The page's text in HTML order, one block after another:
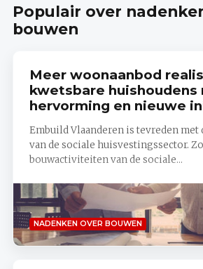
Planner
Populair over
bouwen
Meer woonaanbod
kwetsbare huishoudens
hervorming en nieuwe
Embuild Vlaanderen is tevreden
van de sociale huisvestingssector.
bouwactiviteiten van de sociale...
NADENKEN OVER BOUWEN